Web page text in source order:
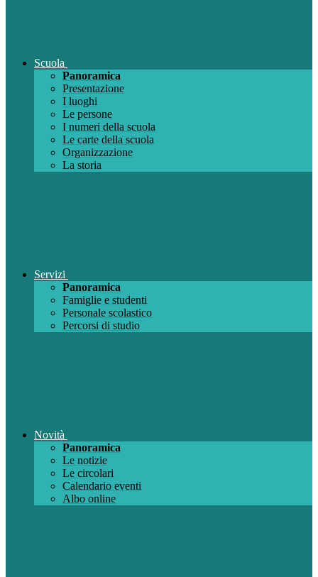
Scuola
Panoramica
Presentazione
I luoghi
Le persone
I numeri della scuola
Le carte della scuola
Organizzazione
La storia
Servizi
Panoramica
Famiglie e studenti
Personale scolastico
Percorsi di studio
Novità
Panoramica
Le notizie
Le circolari
Calendario eventi
Albo online